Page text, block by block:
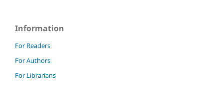
Information
For Readers
For Authors
For Librarians